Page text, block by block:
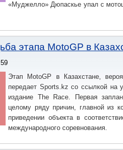
«Муджелло» Дюпаскье упал с
этапа MotoGP в
Этап MotoGP в Казахстане,
передает Sports.kz со ссылкой на
издание The Race. Первая
целому ряду причин, главной из
приведении объекта в
международного соревнования.